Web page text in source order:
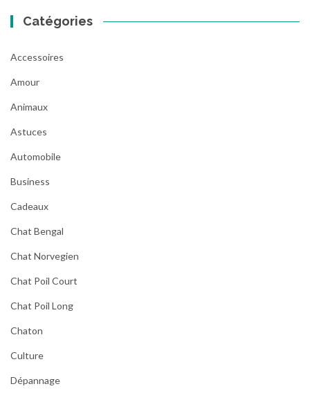
Catégories
Accessoires
Amour
Animaux
Astuces
Automobile
Business
Cadeaux
Chat Bengal
Chat Norvegien
Chat Poil Court
Chat Poil Long
Chaton
Culture
Dépannage